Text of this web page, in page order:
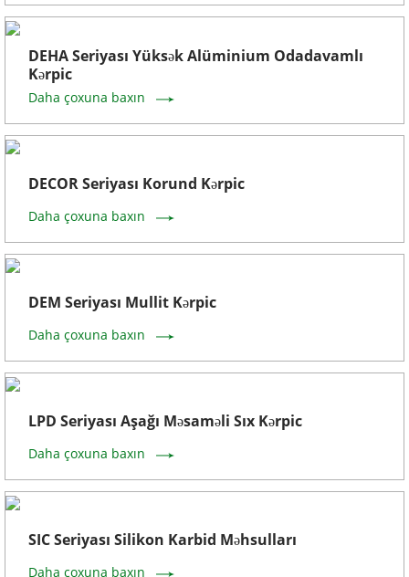
DEHA Seriyası Yüksək Alüminium Odadavamlı
Kərpic
Daha çoxuna baxın
DECOR Seriyası Korund Kərpic
Daha çoxuna baxın
DEM Seriyası Mullit Kərpic
Daha çoxuna baxın
LPD Seriyası Aşağı Məsaməli Sıx Kərpic
Daha çoxuna baxın
SIC Seriyası Silikon Karbid Məhsulları
Daha çoxuna baxın